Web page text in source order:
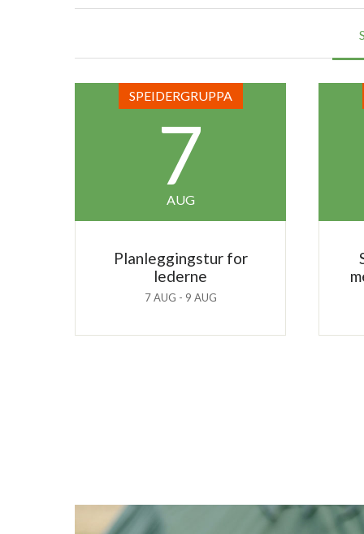
SPEIDERGRUPPA
7
AUG
Planleggingstur for
lederne
7 AUG - 9 AUG